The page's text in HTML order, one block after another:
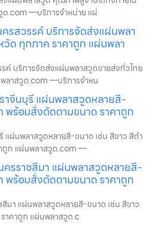
ด.com —บริการจำหน่าย แผ่
รสวรรค์ บริการจัดส่งแผ่นพลา
ด ทุกภาค ราคาถูก แผ่นพลา
ค์ บริการจัดส่งแผ่นพลาสวูดขายส่งทั่วไทย
ลาสวูด.com —บริการจำหน
จีนบุรี แผ่นพลาสวูดหลายสี-
พร้อมสั่งตัดตามขนาด ราคาถูก
ผ่นพลาสวูดหลายสี-ขนาด เช่น สีขาว สีดำ
ถูก แผ่นพลาสวูด.com —
ครราชสีมา แผ่นพลาสวูดหลายสี-
พร้อมสั่งตัดตามขนาด ราคาถูก
มา แผ่นพลาสวูดหลายสี-ขนาด เช่น สีขาว
าคาถูก แผ่นพลาสวูด.c